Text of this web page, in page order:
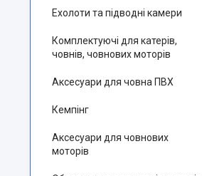
Ехолоти та підводні камери
Комплектуючі для катерів,
човнів, човнових моторів
Аксесуари для човна ПВХ
Кемпінг
Аксесуари для човнових
моторів